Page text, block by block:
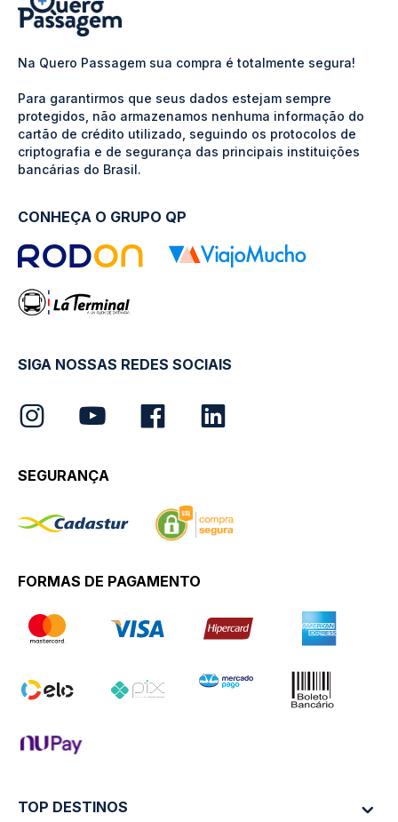
Na Quero Passagem sua compra é totalmente segura!
Para garantirmos que seus dados estejam sempre
protegidos, não armazenamos nenhuma informação do
cartão de crédito utilizado, seguindo os protocolos de
criptografia e de segurança das principais instituições
bancárias do Brasil.
CONHEÇA O GRUPO QP
SIGA NOSSAS REDES SOCIAIS
SEGURANÇA
FORMAS DE PAGAMENTO
TOP DESTINOS